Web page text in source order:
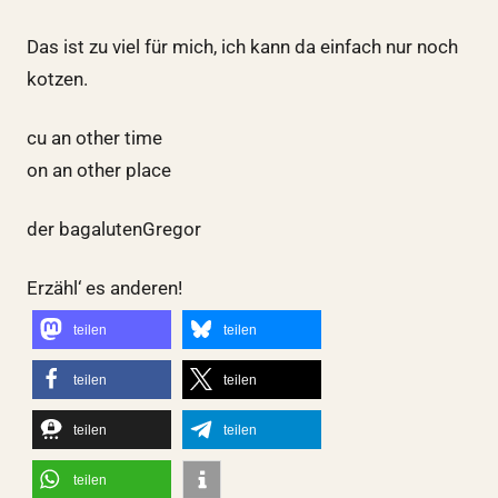
Das ist zu viel für mich, ich kann da einfach nur noch
kotzen.
cu an other time
on an other place
der bagalutenGregor
Erzähl‘ es anderen!
teilen teilen
teilen teilen
teilen teilen
teilen